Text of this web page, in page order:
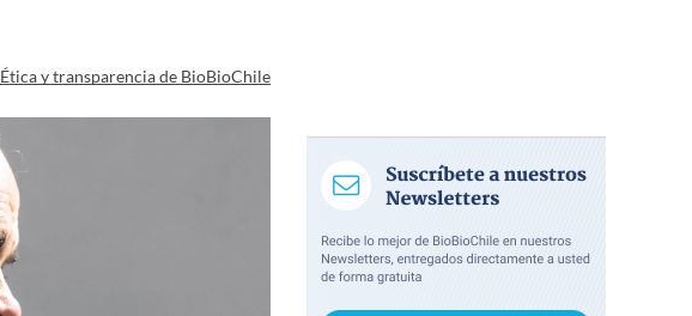
Ética y transparencia de BioBioChile